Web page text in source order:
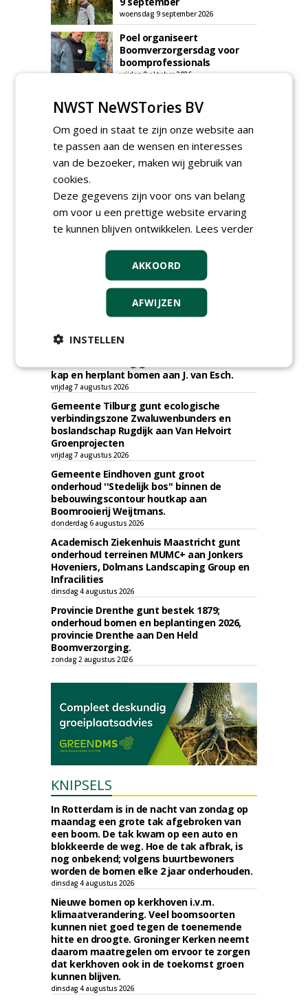
woensdag 9 september 2026
Poel organiseert
Boomverzorgersdag voor
boomprofessionals
vrijdag 9 oktober 2026
toekomst begint in de
donderdag 5 november 2026
TENDERS
kap en herplant bomen aan J. van Esch.
vrijdag 7 augustus 2026
Gemeente Tilburg gunt ecologische
verbindingszone Zwaluwenbunders en
boslandschap Rugdijk aan Van Helvoirt
Groenprojecten
vrijdag 7 augustus 2026
Gemeente Eindhoven gunt groot
onderhoud ''Stedelijk bos'' binnen de
bebouwingscontour houtkap aan
Boomrooierij Weijtmans.
donderdag 6 augustus 2026
Academisch Ziekenhuis Maastricht gunt
onderhoud terreinen MUMC+ aan Jonkers
Hoveniers, Dolmans Landscaping Group en
Infracilities
dinsdag 4 augustus 2026
Provincie Drenthe gunt bestek 1879;
onderhoud bomen en beplantingen 2026,
provincie Drenthe aan Den Held
Boomverzorging.
zondag 2 augustus 2026
KNIPSELS
In Rotterdam is in de nacht van zondag op
maandag een grote tak afgebroken van
een boom. De tak kwam op een auto en
blokkeerde de weg. Hoe de tak afbrak, is
nog onbekend; volgens buurtbewoners
worden de bomen elke 2 jaar onderhouden.
dinsdag 4 augustus 2026
Nieuwe bomen op kerkhoven i.v.m.
klimaatverandering. Veel boomsoorten
kunnen niet goed tegen de toenemende
hitte en droogte. Groninger Kerken neemt
daarom maatregelen om ervoor te zorgen
dat kerkhoven ook in de toekomst groen
kunnen blijven.
dinsdag 4 augustus 2026
NWST NeWSTories BV
Om goed in staat te zijn onze website aan
te passen aan de wensen en interesses
van de bezoeker, maken wij gebruik van
cookies.
Deze gegevens zijn voor ons van belang
om voor u een prettige website ervaring
te kunnen blijven ontwikkelen. Lees verder
AKKOORD
AFWIJZEN
INSTELLEN